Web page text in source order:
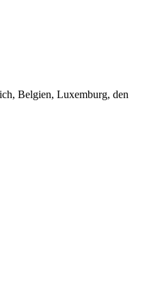
Belgien, Luxemburg, den